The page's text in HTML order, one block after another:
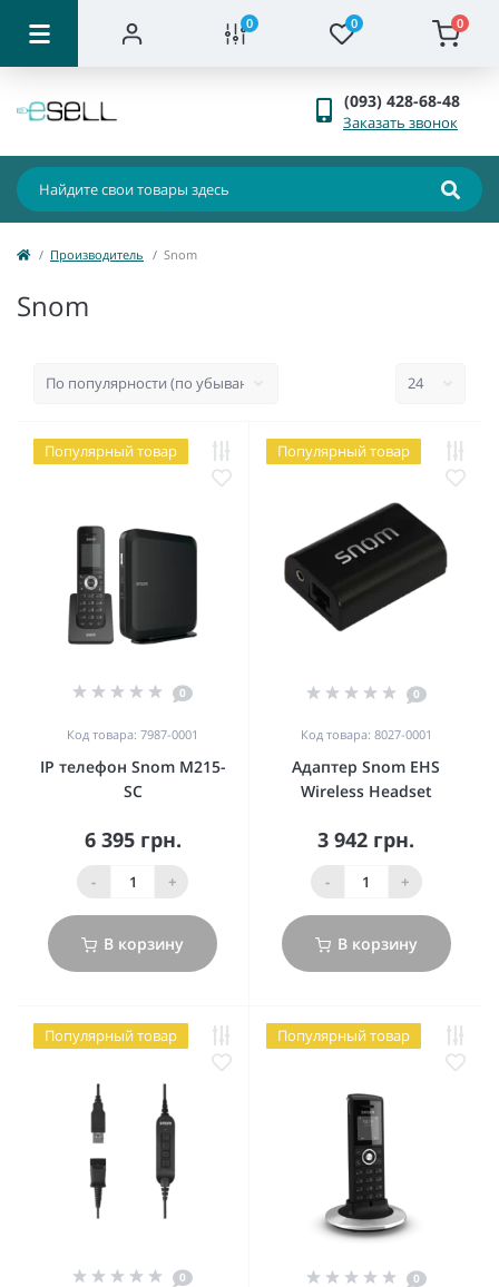
0 0 0
(093) 428-68-48
Заказать звонок
Производитель Snom
Snom
Популярный товар
0
Код товара: 7987-0001
IP телефон Snom M215-
SC
6 395 грн.
- +
В корзину
Популярный товар
0
Код товара: 8027-0001
Адаптер Snom EHS
Wireless Headset
3 942 грн.
- +
В корзину
Популярный товар
0
Популярный товар
0